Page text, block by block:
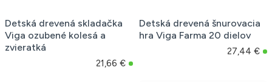
Detská drevená skladačka
Viga ozubené kolesá a
zvieratká
21,66 €
Detská drevená šnurovacia
hra Viga Farma 20 dielov
27,44 €